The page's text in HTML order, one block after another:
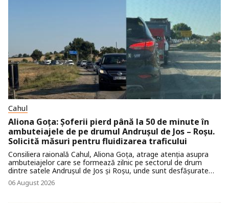
Cahul
Aliona Goța: Șoferii pierd până la 50 de minute în
ambuteiajele de pe drumul Andrușul de Jos – Roșu.
Solicită măsuri pentru fluidizarea traficului
Consiliera raională Cahul, Aliona Goța, atrage atenția asupra
ambuteiajelor care se formează zilnic pe sectorul de drum
dintre satele Andrușul de Jos și Roșu, unde sunt desfășurate
lucrări de reparație. Potrivit acesteia, sute de șoferi sunt nevoiți
să petreacă între 35 și 50 de minute în trafic în fiecare
06 August 2026